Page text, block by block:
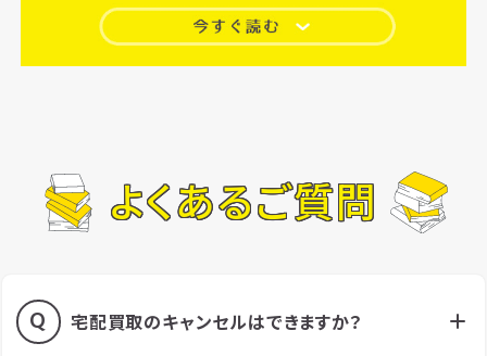
よくあるご質問
宅配買取のキャンセルはできますか？